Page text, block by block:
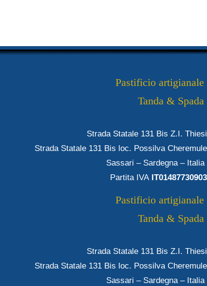
Pastificio artigianale
Tanda & Spada
Strada Statale 131 Bis Z.I. Thiesi
Strada Statale 131 Bis loc. Possilva Cheremule
Sassari – Sardegna – Italia
Partita IVA IT01487730903
Pastificio artigianale
Tanda & Spada
Strada Statale 131 Bis Z.I. Thiesi
Strada Statale 131 Bis loc. Possilva Cheremule
Sassari – Sardegna – Italia